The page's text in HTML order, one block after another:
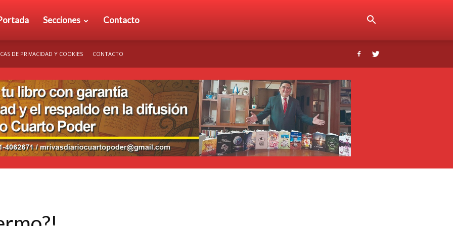
Secciones Contacto
DE PRIVACIDAD Y COOKIES CONTACTO